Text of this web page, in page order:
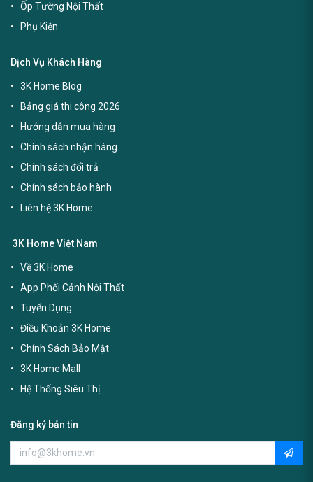
Ốp Tường Nội Thất
Phụ Kiện
Dịch Vụ Khách Hàng
3K Home Blog
Bảng giá thi công 2026
Hướng dẫn mua hàng
Chính sách nhận hàng
Chính sách đổi trả
Chính sách bảo hành
Liên hệ 3K Home
3K Home Việt Nam
Về 3K Home
App Phối Cảnh Nội Thất
Tuyển Dụng
Điều Khoản 3K Home
Chính Sách Bảo Mật
3K Home Mall
Hệ Thống Siêu Thị
Đăng ký bản tin